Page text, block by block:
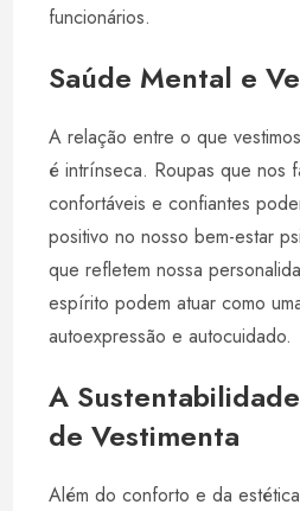
funcionários.
Saúde Mental e
A relação entre o que
é intrínseca. Roupas que nos
confortáveis e confiantes
positivo no nosso bem-estar
que refletem nossa
espírito podem atuar como
autoexpressão e autocuidado.
A
de Vestimenta
Além do conforto e da